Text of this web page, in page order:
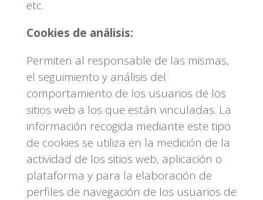
etc.
Cookies de análisis:
Permiten al responsable de las mismas,
el seguimiento y análisis del
comportamiento de los usuarios de los
sitios web a los que están vinculadas. La
información recogida mediante este tipo
de cookies se utiliza en la medición de la
actividad de los sitios web, aplicación o
plataforma y para la elaboración de
perfiles de navegación de los usuarios de